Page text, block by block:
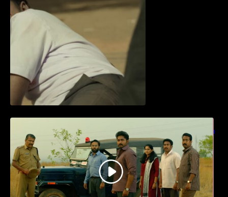
എത്തുന്ന “പാർട്നെർസ്” പ്രേക്ഷക ശ്രദ്ധ
നേടിയ ടീസർ കാണാം..